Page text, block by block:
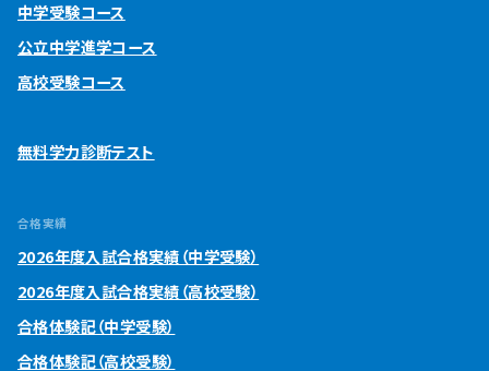
中学受験コース
公立中学進学コース
高校受験コース
無料学力診断テスト
合格実績
2026年度入試合格実績（中学受験）
2026年度入試合格実績（高校受験）
合格体験記（中学受験）
合格体験記（高校受験）